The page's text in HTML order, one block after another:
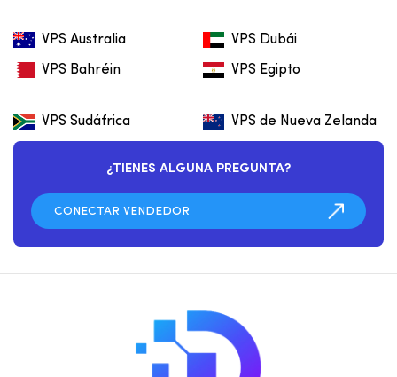
VPS Australia VPS Dubái
VPS Bahréin VPS Egipto
VPS Sudáfrica VPS de Nueva Zelanda
¿TIENES ALGUNA PREGUNTA?